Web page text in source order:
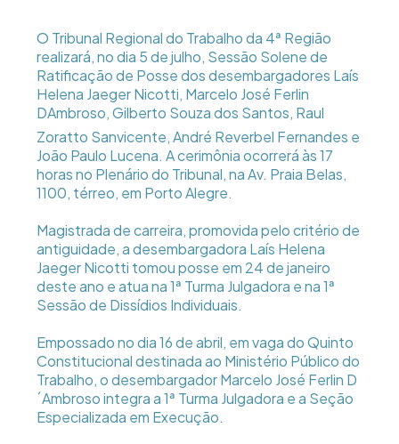
O Tribunal Regional do Trabalho da 4ª Região
realizará, no dia 5 de julho, Sessão Solene de
Ratificação de Posse dos desembargadores Laís
Helena Jaeger Nicotti, Marcelo José Ferlin
DAmbroso, Gilberto Souza dos Santos, Raul
Zoratto Sanvicente, André Reverbel Fernandes e
João Paulo Lucena. A cerimônia ocorrerá às 17
horas no Plenário do Tribunal, na Av. Praia Belas,
1100, térreo, em Porto Alegre.
Magistrada de carreira, promovida pelo critério de
antiguidade, a desembargadora Laís Helena
Jaeger Nicotti tomou posse em 24 de janeiro
deste ano e atua na 1ª Turma Julgadora e na 1ª
Sessão de Dissídios Individuais.
Empossado no dia 16 de abril, em vaga do Quinto
Constitucional destinada ao Ministério Público do
Trabalho, o desembargador Marcelo José Ferlin D
´Ambroso integra a 1ª Turma Julgadora e a Seção
Especializada em Execução.